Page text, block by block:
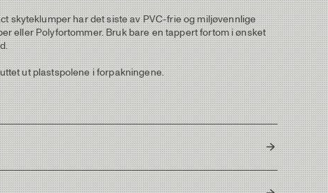
skyteklumper har det siste av PVC-frie og miljøvennlige
eller Polyfortommer. Bruk bare en tappert fortom i ønsket
ut plastspolene i forpakningene.